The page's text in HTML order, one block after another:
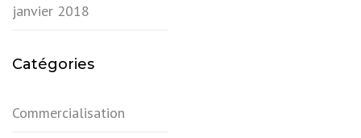
janvier 2018
Catégories
Commercialisation